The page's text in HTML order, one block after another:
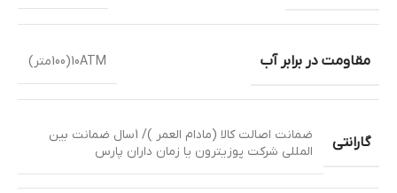
مقاومت در برابر آب 10ATM(100متر)
گارانتی
ضمانت اصالت کالا (مادام العمر )/ 1سال ضمانت بین
المللی شرکت پوزیترون یا زمان داران پارس